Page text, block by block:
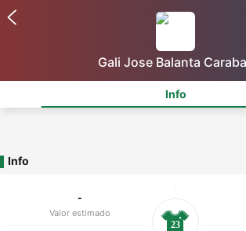
Gali Jose Balanta
Info
Info
-
Valor estimado
23